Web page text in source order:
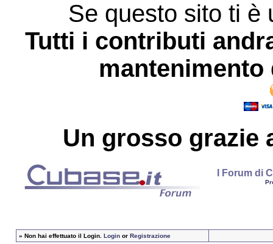
Se questo sito ti è
Tutti i contributi
Un grosso grazie
I Forum di
» Non hai effettuato il Login. Loginor Registrazione